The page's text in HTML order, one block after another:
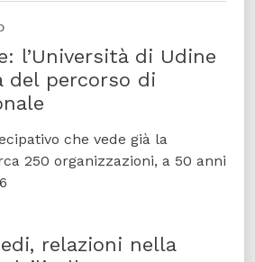
l’Università di Udine
del percorso di
che vede già la
250 organizzazioni, a 50 anni
relazioni nella